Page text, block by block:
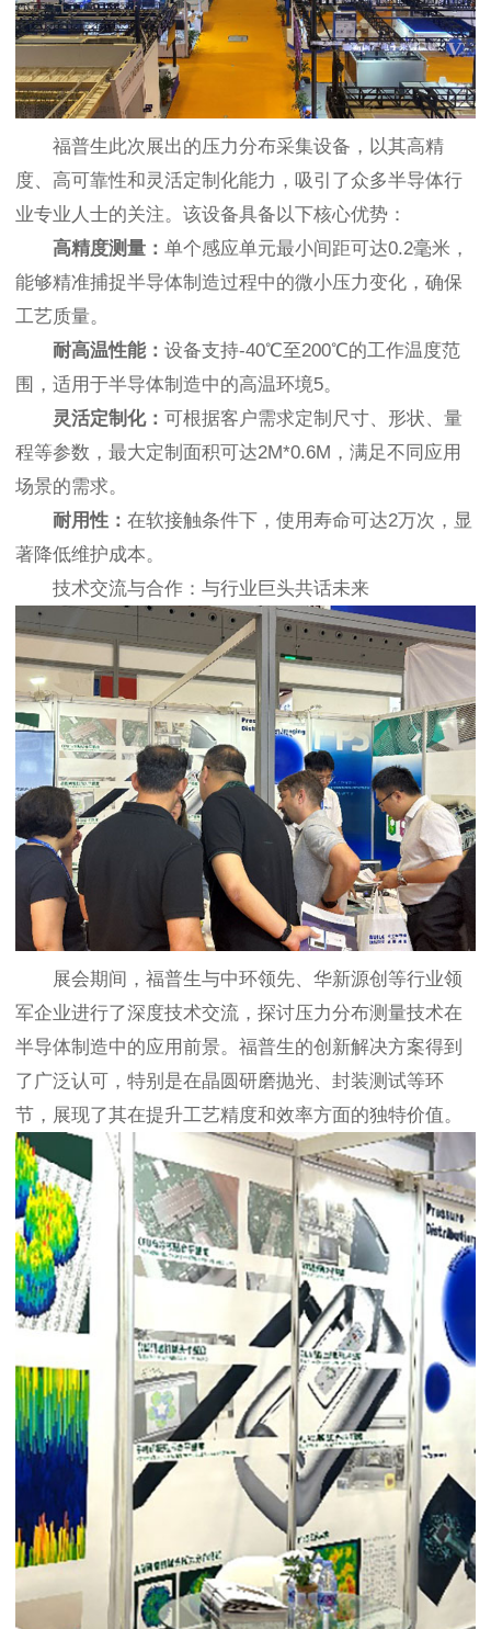
福普生此次展出的压力分布采集设备，以其高精
度、高可靠性和灵活定制化能力，吸引了众多半导体行
业专业人士的关注。该设备具备以下核心优势：
高精度测量： 单个感应单元最小间距可达0.2毫米，
能够精准捕捉半导体制造过程中的微小压力变化，确保
工艺质量。
耐高温性能： 设备支持-40℃至200℃的工作温度范
围，适用于半导体制造中的高温环境5。
灵活定制化： 可根据客户需求定制尺寸、形状、量
程等参数，最大定制面积可达2M*0.6M，满足不同应用
场景的需求。
耐用性： 在软接触条件下，使用寿命可达2万次，显
著降低维护成本。
技术交流与合作：与行业巨头共话未来
展会期间，福普生与中环领先、华新源创等行业领
军企业进行了深度技术交流，探讨压力分布测量技术在
半导体制造中的应用前景。福普生的创新解决方案得到
了广泛认可，特别是在晶圆研磨抛光、封装测试等环
节，展现了其在提升工艺精度和效率方面的独特价值。